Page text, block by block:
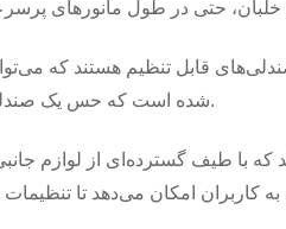
قابل تنظیم هستند که
شده است که حس یک صندلی مسابقه واقعی را تقلید کند و در طول بازی، پشتیبانی و غوطه‌وری را فراهم کند.
با طیف گسترده‌ای از لوازم